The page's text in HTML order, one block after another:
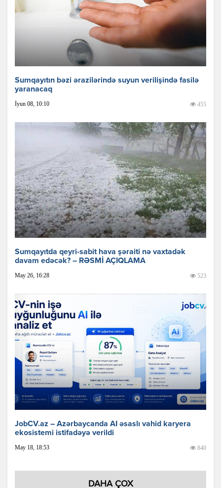
Sumqayıtın bəzi ərazilərində suyun verilişində fasilə
yaranacaq
İyun 08, 10:10 455
Sumqayıtda qeyri-sabit hava şəraiti nə vaxtadək
davam edəcək? – RƏSMİ AÇIQLAMA
May 26, 16:28 523
JobCV.az – Azərbaycanda AI əsaslı vahid karyera
ekosistemi istifadəyə verildi
May 18, 18:53 840
DAHA ÇOX